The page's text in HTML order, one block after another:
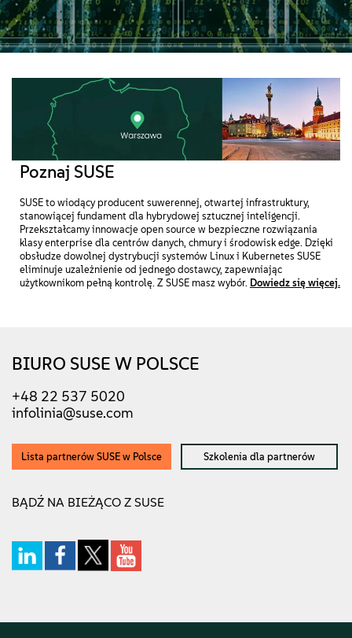
Contact Us
Free Downloads
Poznaj SUSE
SUSE to wiodący producent suwerennej, otwartej infrastruktury,
stanowiącej fundament dla hybrydowej sztucznej inteligencji.
Przekształcamy innowacje open source w bezpieczne rozwiązania
klasy enterprise dla centrów danych, chmury i środowisk edge. Dzięki
obsłudze dowolnej dystrybucji systemów Linux i Kubernetes SUSE
eliminuje uzależnienie od jednego dostawcy, zapewniając
użytkownikom pełną kontrolę. Z SUSE masz wybór. Dowiedz się więcej.
BIURO SUSE W POLSCE
+48 22 537 5020
infolinia@suse.com
Lista partnerów SUSE w Polsce Szkolenia dla partnerów
BĄDŹ NA BIEŻĄCO Z SUSE